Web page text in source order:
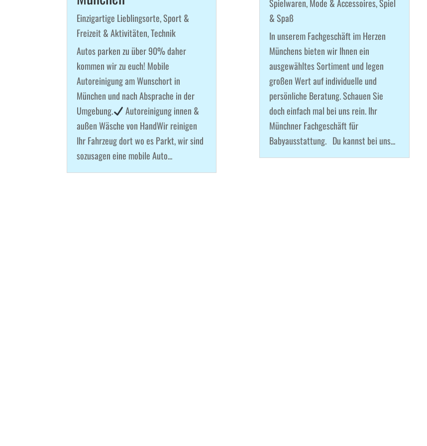
Einzigartige Lieblingsorte,Sport &
Freizeit & Aktivitäten,Technik
Autos parken zu über 90% daher
kommen wir zu euch! Mobile
Autoreinigung am Wunschort in
München und nach Absprache in der
Umgebung.
Autoreinigung innen &
außen Wäsche von HandWir reinigen
Ihr Fahrzeug dort wo es Parkt, wir sind
sozusagen eine mobile Auto...
Spielwaren,Mode & Accessoires,Spiel
& Spaß
In unserem Fachgeschäft im Herzen
Münchens bieten wir Ihnen ein
ausgewähltes Sortiment und legen
großen Wert auf individuelle und
persönliche Beratung. Schauen Sie
doch einfach mal bei uns rein. Ihr
Münchner Fachgeschäft für
Babyausstattung. Du kannst bei uns...